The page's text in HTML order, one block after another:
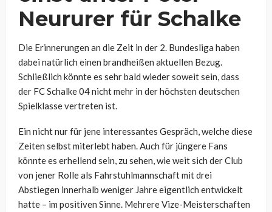
Neururer für Schalke
Die Erinnerungen an die Zeit in der 2. Bundesliga haben
dabei natürlich einen brandheißen aktuellen Bezug.
Schließlich könnte es sehr bald wieder soweit sein, dass
der FC Schalke 04 nicht mehr in der höchsten deutschen
Spielklasse vertreten ist.
Ein nicht nur für jene interessantes Gespräch, welche diese
Zeiten selbst miterlebt haben. Auch für jüngere Fans
könnte es erhellend sein, zu sehen, wie weit sich der Club
von jener Rolle als Fahrstuhlmannschaft mit drei
Abstiegen innerhalb weniger Jahre eigentlich entwickelt
hatte – im positiven Sinne. Mehrere Vize-Meisterschaften